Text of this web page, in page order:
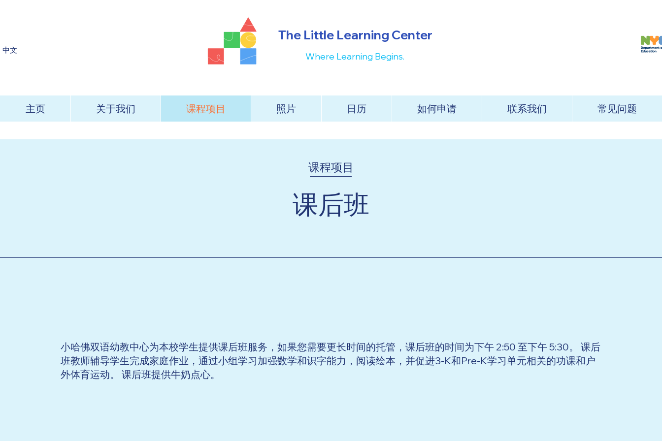
​中文
The Little Learning Center
Where Learning Begins.
主页 关于我们 课程项目 照片 日历 如何申请 联系我们 常见问题
课程项目
课后班
小哈佛双语幼教中心为本校学生提供课后班服务，如果您需要更长时间的托管，课后班的时间为下午 2:50 至下午 5:30。 课后
班教师辅导学生完成家庭作业，通过小组学习加强数学和识字能力，阅读绘本，并促进3-K和Pre-K学习单元相关的功课和户
外体育运动。 课后班提供牛奶点心。